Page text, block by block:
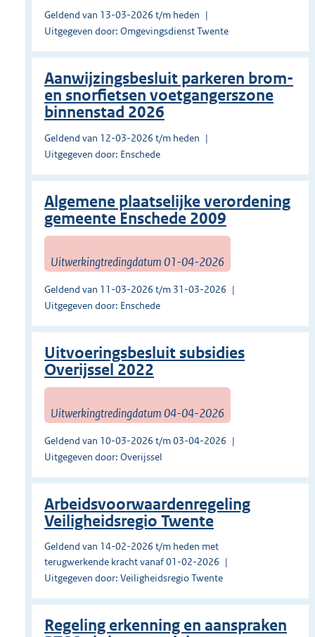
Geldend van 13-03-2026 t/m heden
Uitgegeven door: Omgevingsdienst Twente
Aanwijzingsbesluit parkeren brom-
en snorfietsen voetgangerszone
binnenstad 2026
Geldend van 12-03-2026 t/m heden
Uitgegeven door: Enschede
Algemene plaatselijke verordening
gemeente Enschede 2009
Uitwerkingtredingdatum 01-04-2026
Geldend van 11-03-2026 t/m 31-03-2026
Uitgegeven door: Enschede
Uitvoeringsbesluit subsidies
Overijssel 2022
Uitwerkingtredingdatum 04-04-2026
Geldend van 10-03-2026 t/m 03-04-2026
Uitgegeven door: Overijssel
Arbeidsvoorwaardenregeling
Veiligheidsregio Twente
Geldend van 14-02-2026 t/m heden met
terugwerkende kracht vanaf 01-02-2026
Uitgegeven door: Veiligheidsregio Twente
Regeling erkenning en aanspraken